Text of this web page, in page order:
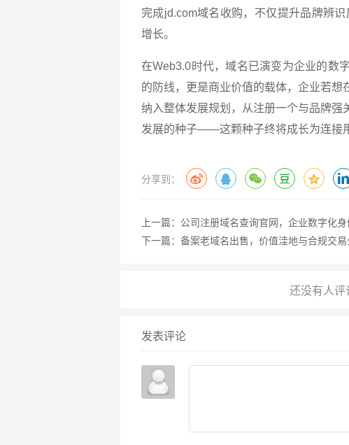
完成jd.com域名收购，不仅提升品牌辨
增长。
在Web3.0时代，域名已演变为企业的数
的防线，更是商业价值的载体，企业若
纳入整体发展规划，从注册一个与品牌
发展的种子——这颗种子终将成长为连接
分享到：
上一篇： 公司注册域名查询官网，企业数字化
下一篇： 备案老域名出售，价值洼地与合规交
发表评论